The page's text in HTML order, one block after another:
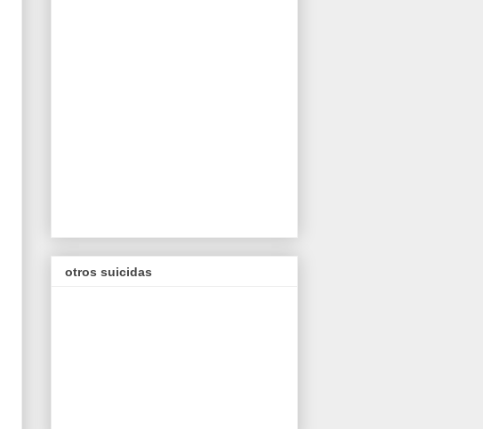
otros suicidas